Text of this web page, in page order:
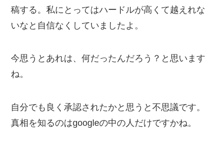
稿する。私にとってはハードルが高くて越えれな
いなと自信なくしていましたよ。
今思うとあれは、何だったんだろう？と思います
ね。
自分でも良く承認されたかと思うと不思議です。
真相を知るのはgoogleの中の人だけですかね。